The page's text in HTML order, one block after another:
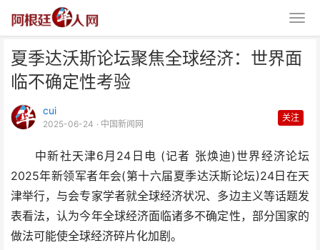
夏季达沃斯论坛聚焦全球经济：世界面
临不确定性考验
cui
2025-06-24 · 中国新闻网
关注
中新社天津6月24日电 (记者 张焕迪)世界经济论坛
2025年新领军者年会(第十六届夏季达沃斯论坛)24日在天
津举行，与会专家学者就全球经济状况、多边主义等话题发
表看法，认为今年全球经济面临诸多不确定性，部分国家的
做法可能使全球经济碎片化加剧。
夏季达沃斯论坛聚焦全球经济：世
界面临不确定性考验